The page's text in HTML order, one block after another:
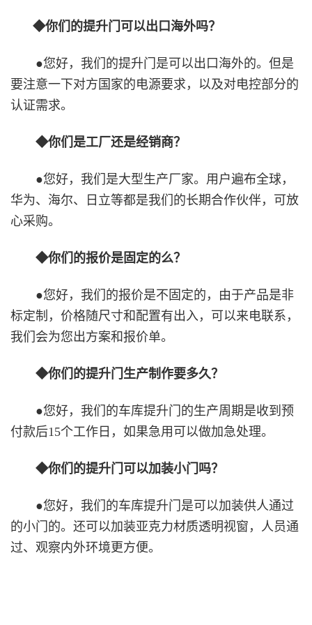
◆你们的提升门可以出口海外吗？
●您好，我们的提升门是可以出口海外的。但是
要注意一下对方国家的电源要求，以及对电控部分的
认证需求。
◆你们是工厂还是经销商？
●您好，我们是大型生产厂家。用户遍布全球，
华为、海尔、日立等都是我们的长期合作伙伴，可放
心采购。
◆你们的报价是固定的么？
●您好，我们的报价是不固定的，由于产品是非
标定制，价格随尺寸和配置有出入，可以来电联系，
我们会为您出方案和报价单。
◆你们的提升门生产制作要多久？
●您好，我们的车库提升门的生产周期是收到预
付款后15个工作日，如果急用可以做加急处理。
◆你们的提升门可以加装小门吗？
●您好，我们的车库提升门是可以加装供人通过
的小门的。还可以加装亚克力材质透明视窗，人员通
过、观察内外环境更方便。